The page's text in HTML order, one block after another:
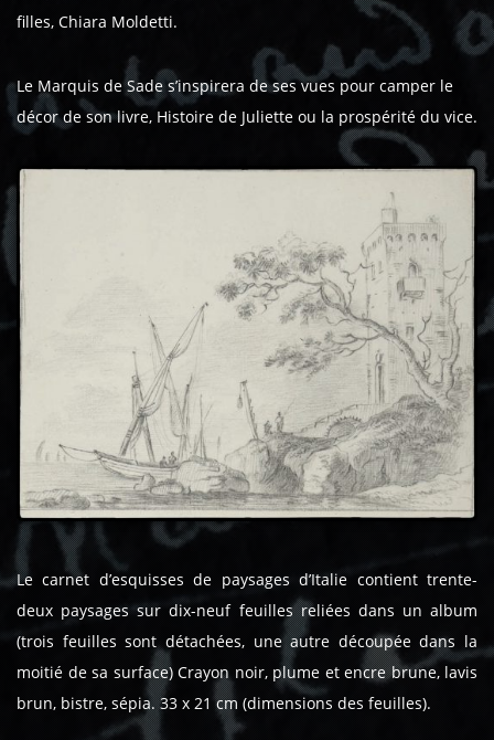
filles, Chiara Moldetti.
Le Marquis de Sade s’inspirera de ses vues pour camper le
décor de son livre, Histoire de Juliette ou la prospérité du vice.
Le carnet d’esquisses de paysages d’Italie contient trente-
deux paysages sur dix-neuf feuilles reliées dans un album
(trois feuilles sont détachées, une autre découpée dans la
moitié de sa surface) Crayon noir, plume et encre brune, lavis
brun, bistre, sépia. 33 x 21 cm (dimensions des feuilles).